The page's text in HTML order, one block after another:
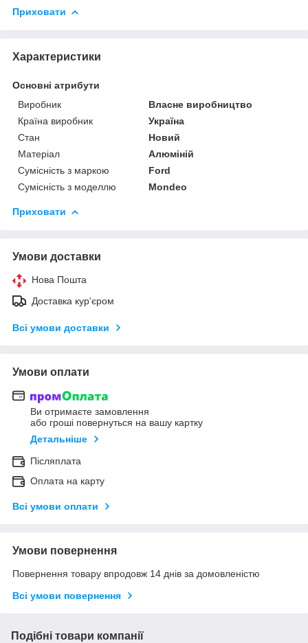
Приховати
Характеристики
Основні атрибути
Виробник
Власне виробництво
Країна виробник
Україна
Стан
Новий
Матеріал
Алюміній
Сумісність з маркою
Ford
Сумісність з моделлю
Mondeo
Приховати
Умови доставки
Нова Пошта
Доставка кур'єром
Всі умови доставки
Умови оплати
Ви отримаєте замовлення
або гроші повернуться на вашу картку
Детальніше
Післяплата
Оплата на карту
Всі умови оплати
Умови повернення
Повернення товару впродовж 14 днів за домовленістю
Всі умови повернення
Подібні товари компанії